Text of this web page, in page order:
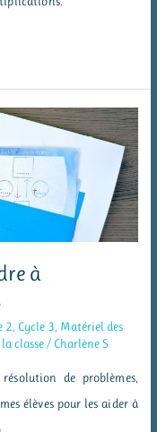
à
2 Cycle 3 Matériel des
classe / Charlène S
de problèmes,
élèves pour les aider à